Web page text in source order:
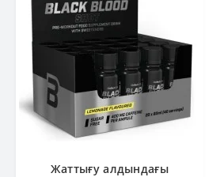
Жаттығу алдындағы